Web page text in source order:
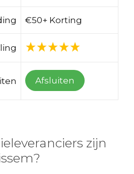
€50+ Korting
Afsluiten
zijn